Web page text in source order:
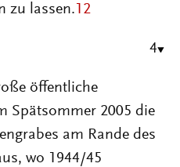
zu lassen.12
4
öffentliche
Spätsommer 2005 die
am Rande des
wo 1944/45